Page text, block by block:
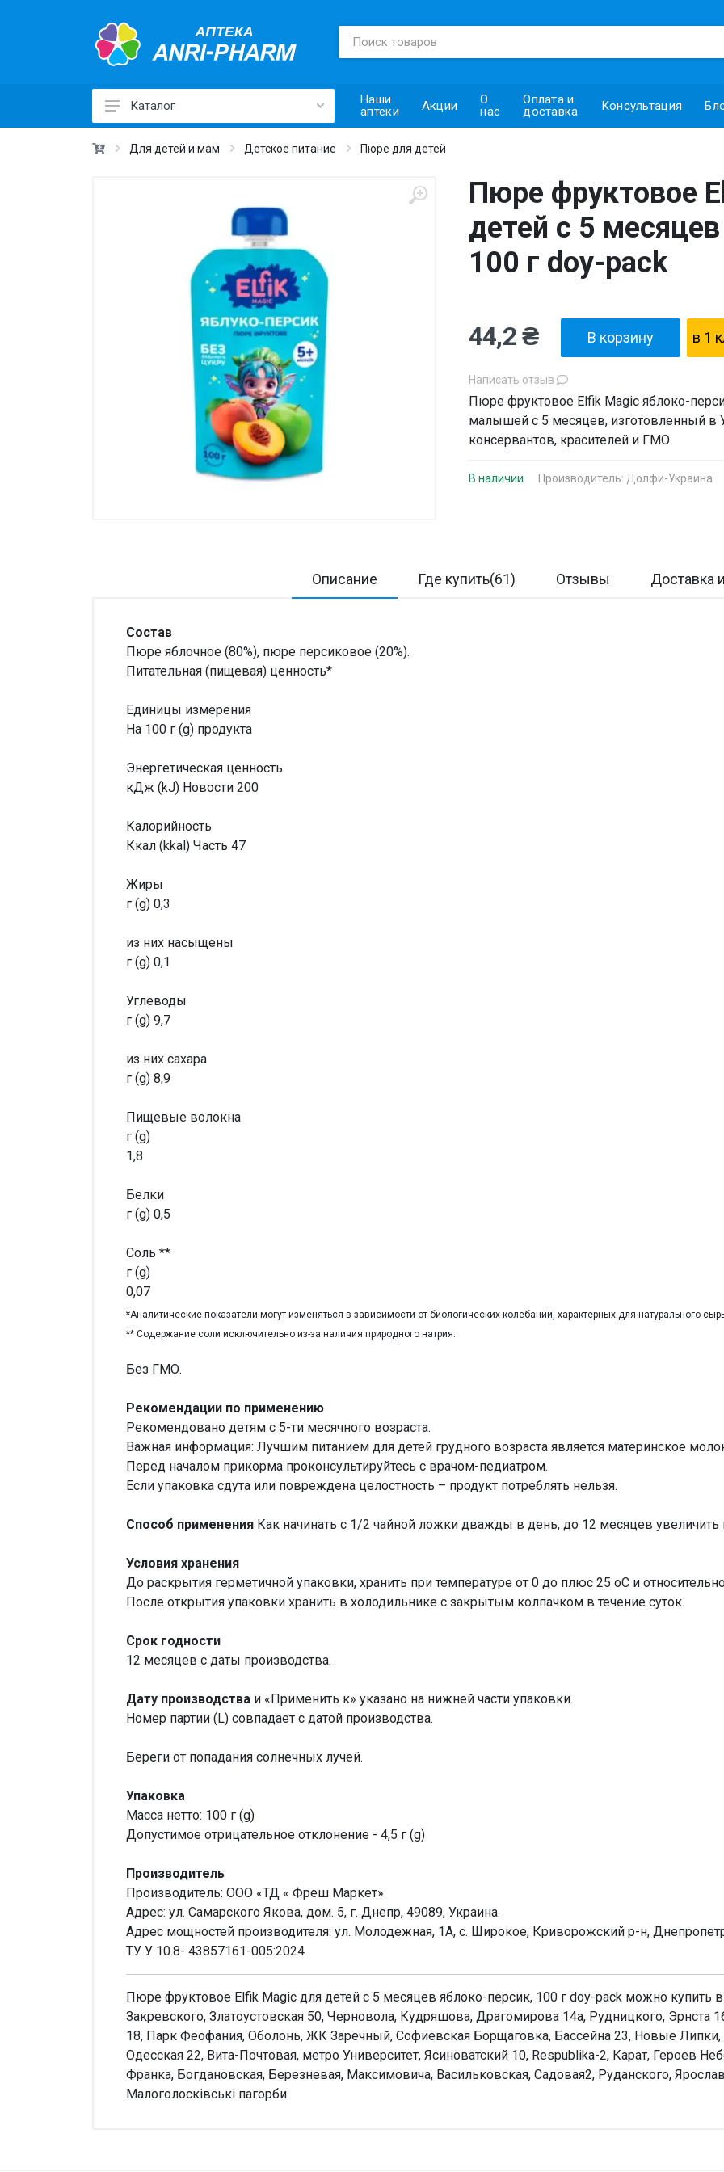
Каталог
Лекарственные средства ›
Витамины и добавки ›
Ежедневная гигиена ›
Для детей и мам ›
Товары для дома ›
Косметика CODERMA KIDS
Наши
аптеки
Акции
О
нас
Оплата и
доставка
Консультация
Для детей и мам Детское питание Пюре для детей
Пюре фруктовое
детей с 5
100 г doy-pack
Написать отзыв
Пюре фруктовое Elfik Magic яблоко-
малышей с 5 месяцев, изготовленный в
консервантов, красителей и ГМО.
В наличии Производитель: Долфи-Украина
44,2 ₴ В корзину в 1
Описание Где купить(61) Отзывы Доставка
Состав
Пюре яблочное (80%), пюре персиковое (20%).
Питательная (пищевая) ценность*
Единицы измерения
На 100 г (g) продукта
Энергетическая ценность
кДж (kJ) Новости 200
Калорийность
Ккал (kkal) Часть 47
Жиры
г (g) 0,3
из них насыщены
г (g) 0,1
Углеводы
г (g) 9,7
из них сахара
г (g) 8,9
Пищевые волокна
г (g)
1,8
Белки
г (g) 0,5
Соль **
г (g)
0,07
*Аналитические показатели могут изменяться в зависимости от биологических колебаний, характерных для натурального
** Содержание соли исключительно из-за наличия природного натрия.
Без ГМО.
Рекомендации по применению
Рекомендовано детям с 5-ти месячного возраста.
Важная информация: Лучшим питанием для детей грудного возраста является материнское
Перед началом прикорма проконсультируйтесь с врачом-педиатром.
Если упаковка сдута или повреждена целостность – продукт потреблять нельзя.
Способ применения Как начинать с 1/2 чайной ложки дважды в день, до 12 месяцев увеличить
Условия хранения
До раскрытия герметичной упаковки, хранить при температуре от 0 до плюс 25 оС и
После открытия упаковки хранить в холодильнике с закрытым колпачком в течение суток.
Срок годности
12 месяцев с даты производства.
Дату производства и «Применить к» указано на нижней части упаковки.
Номер партии (L) совпадает с датой производства.
Береги от попадания солнечных лучей.
Упаковка
Масса нетто: 100 г (g)
Допустимое отрицательное отклонение - 4,5 г (g)
Производитель
Производитель: ООО «ТД « Фреш Маркет»
Адрес: ул. Самарского Якова, дом. 5, г. Днепр, 49089, Украина.
Адрес мощностей производителя: ул. Молодежная, 1А, с. Широкое, Криворожский р-н,
ТУ У 10.8- 43857161-005:2024
Пюре фруктовое Elfik Magic для детей с 5 месяцев яблоко-персик, 100 г doy-pack можно купить в
Закревского, Златоустовская 50, Черновола, Кудряшова, Драгомирова 14а, Рудницкого,
18, Парк Феофания, Оболонь, ЖК Заречный, Софиевская Борщаговка, Бассейна 23, Новые
Одесская 22, Вита-Почтовая, метро Университет, Ясиноватский 10, Respublika-2, Карат, Героев
Франка, Богдановская, Березневая, Максимовича, Васильковская, Садовая2, Руданского,
Малоголосківські пагорби